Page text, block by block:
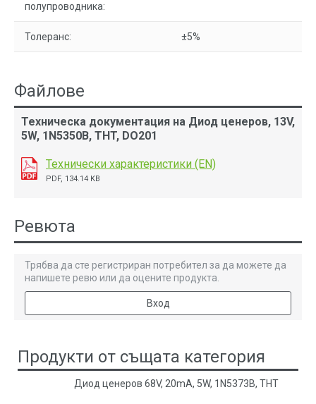
полупроводника:
Толеранс: ±5%
Файлове
Техническа документация на Диод ценеров, 13V,
5W, 1N5350B, THT, DO201
Технически характеристики (EN)
PDF, 134.14 KB
Ревюта
Трябва да сте регистриран потребител за да можете да
напишете ревю или да оцените продукта.
Вход
Продукти от същата категория
Диод ценеров 68V, 20mA, 5W, 1N5373B, THT